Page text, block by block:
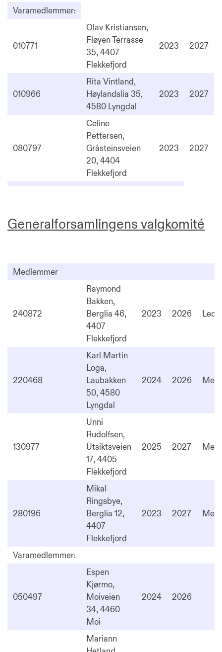
Varamedlemmer:
010771
Olav Kristiansen,
Fløyen Terrasse
35, 4407
Flekkefjord
2023 2027
010966
Rita Vintland,
Høylandslia 35,
4580 Lyngdal
2023 2027
080797
Celine
Pettersen,
Gråsteinsveien
20, 4404
Flekkefjord
2023 2027
Generalforsamlingens valgkomité
Medlemmer
240872
Raymond
Bakken,
Berglia 46,
4407
Flekkefjord
2023 2026
220468
Karl Martin
Loga,
Laubakken
50, 4580
Lyngdal
2024 2026
130977
Unni
Rudolfsen,
Utsiktsveien
17, 4405
Flekkefjord
2025 2027
280196
Mikal
Ringsbye,
Berglia 12,
4407
Flekkefjord
2023 2027
Varamedlemmer:
050497
Espen
Kjørmo,
Moiveien
34, 4460
Moi
2024 2026
Mariann